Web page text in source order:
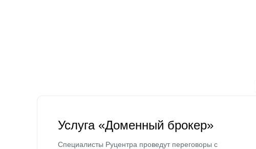
Услуга «Доменный брокер»
Специалисты Руцентра проведут переговоры с